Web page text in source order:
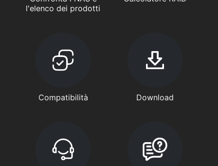
l'elenco dei prodotti
Compatibilità Download